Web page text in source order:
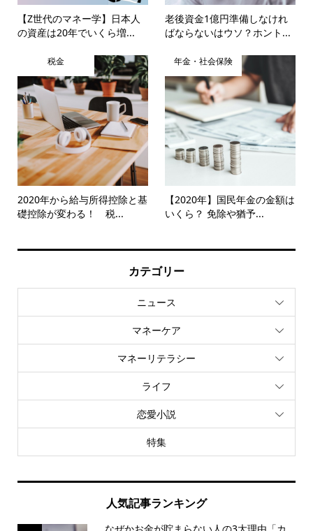
【Z世代のマネー学】日本人
の資産は20年でいくら増...
老後資金1億円準備しなけれ
ばならないはウソ？ホント...
税金
2020年から給与所得控除と基
礎控除が変わる！ 税...
年金・社会保険
【2020年】国民年金の金額は
いくら？ 免除や猶予...
カテゴリー
ニュース
マネーケア
マネーリテラシー
ライフ
恋愛小説
特集
人気記事ランキング